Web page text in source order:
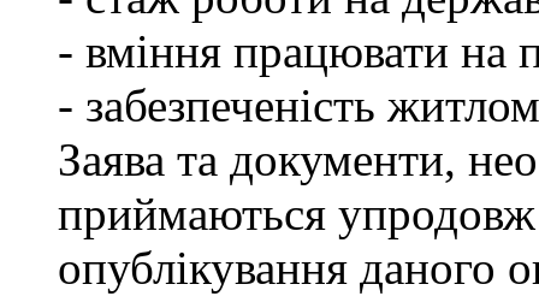
- вміння працювати на
- забезпеченість
Заява та документи,
приймаються упродовж
опублікування даного